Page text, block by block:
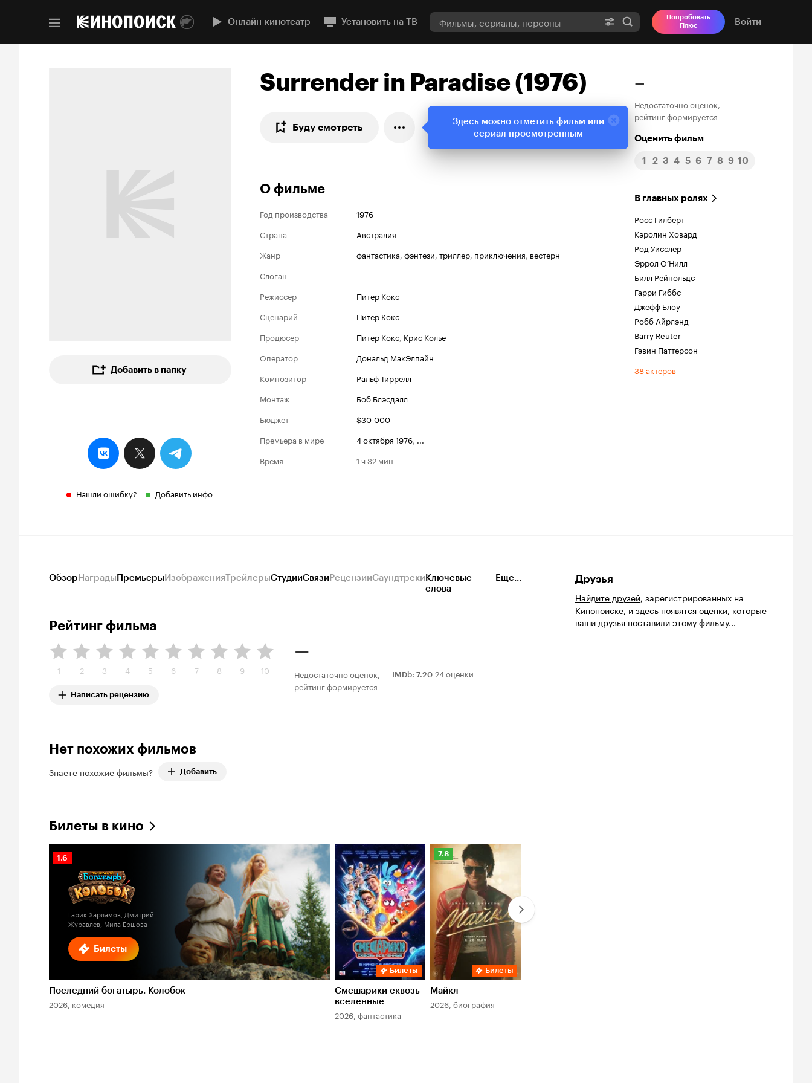
Онлайн-кинотеатр Установить на ТВ
Попробовать
Плюс
Войти
Добавить в папку
Нашли ошибку? Добавить инфо
Surrender in Paradise (1976)
Буду смотреть
–
Недостаточно оценок,
рейтинг формируется
Оценить фильм
1 2 3 4 5 6 7 8 9 10
О фильме
Год производства
1976
Страна
Австралия
Жанр
фантастика, фэнтези, триллер, приключения, вестерн
Слоган
—
Режиссер
Питер Кокс
Сценарий
Питер Кокс
Продюсер
Питер Кокс, Крис Колье
Оператор
Дональд МакЭлпайн
Композитор
Ральф Тиррелл
Монтаж
Боб Блэсдалл
Бюджет
$30 000
Премьера в мире
4 октября 1976, ...
Время
1 ч 32 мин
В главных ролях
Росс Гилберт
Кэролин Ховард
Род Уисслер
Эррол О’Нилл
Билл Рейнольдс
Гарри Гиббс
Джефф Блоу
Робб Айрлэнд
Barry Reuter
Гэвин Паттерсон
38 актеров
ОбзорНаградыПремьерыИзображенияТрейлерыСтудииСвязиРецензииСаундтрекиКлючевые
слова
Еще...
Рейтинг фильма
1 2 3 4 5 6 7 8 9 10
Написать рецензию
–
Недостаточно оценок,
рейтинг формируется
IMDb: 7.20 24 оценки
Нет похожих фильмов
Знаете похожие фильмы? Добавить
Билеты в кино
Билеты
Рейтинг
Кинопоиска
1.6
Гарик Харламов, Дмитрий
Журавлев, Мила Ершова
Последний богатырь. Колобок
2026, комедия
Билеты
Смешарики сквозь
вселенные
2026, фантастика
Рейтинг
Кинопоиска
7.8
Билеты
Майкл
2026, биография
Друзья
Найдите друзей, зарегистрированных на
Кинопоиске, и здесь появятся оценки, которые
ваши друзья поставили этому фильму...
Здесь можно отметить фильм или
сериал просмотренным